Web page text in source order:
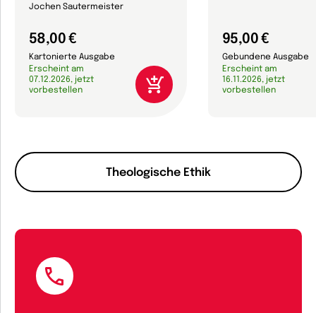
Theologische Ethik
Jochen Sautermeister
58,00 €
Kartonierte Ausgabe
Erscheint am
07.12.2026, jetzt
vorbestellen
95,00 €
Gebundene Ausgabe
Erscheint am
16.11.2026, jetzt
vorbestellen